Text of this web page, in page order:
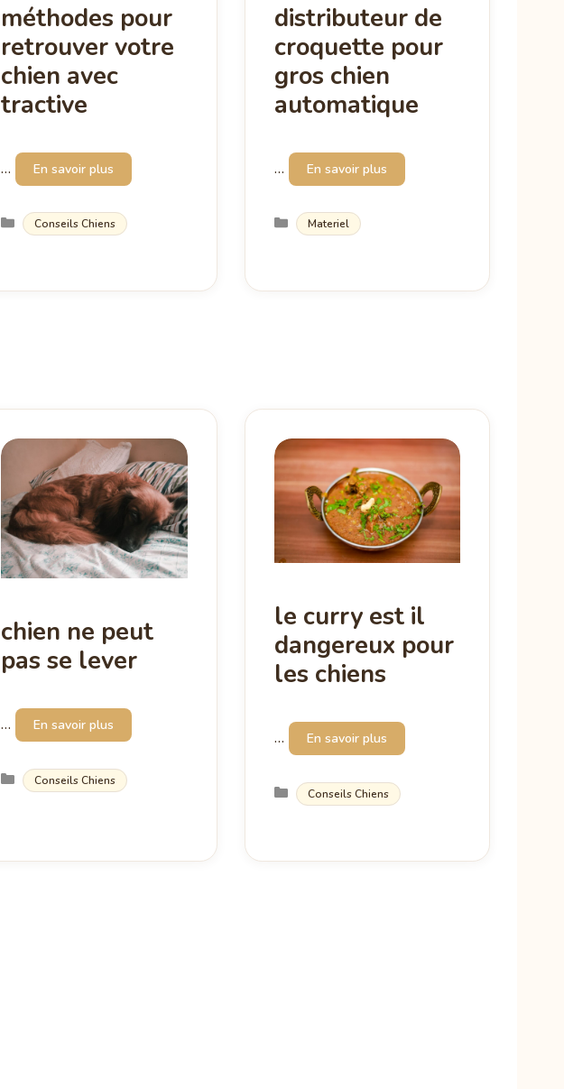
méthodes pour
retrouver votre
chien avec
tractive
… En savoir plus
Catégories
Conseils Chiens
distributeur de
croquette pour
gros chien
automatique
… En savoir plus
Catégories
Materiel
chien ne peut
pas se lever
… En savoir plus
Catégories
Conseils Chiens
le curry est il
dangereux pour
les chiens
… En savoir plus
Catégories
Conseils Chiens